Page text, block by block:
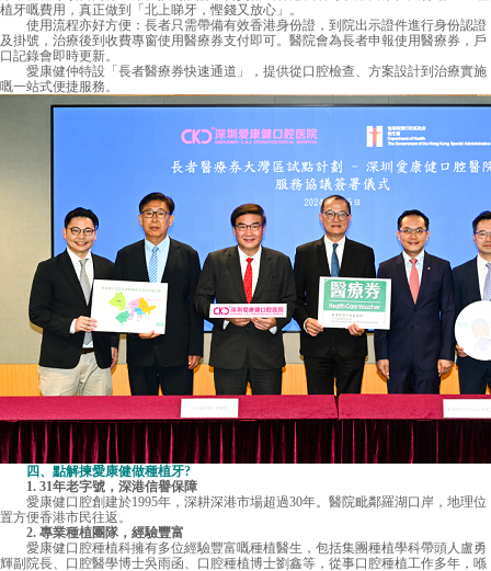
植牙嘅費用，真正做到「北上睇牙，慳錢又放心」。
使用流程亦好方便：長者只需帶備有效香港身份證，到院出示證件進行身份認證
及掛號，治療後到收費專窗使用醫療券支付即可。醫院會為長者申報使用醫療券，戶
口記錄會即時更新。
愛康健仲特設「長者醫療券快速通道」，提供從口腔檢查、方案設計到治療實施
嘅一站式便捷服務。
四、點解揀愛康健做種植牙?
1. 31年老字號，深港信譽保障
愛康健口腔創建於1995年，深耕深港市場超過30年。醫院毗鄰羅湖口岸，地理位
置方便香港市民往返。
2. 專業種植團隊，經驗豐富
愛康健口腔種植科擁有多位經驗豐富嘅種植醫生，包括集團種植學科帶頭人盧勇
輝副院長、口腔醫學博士吳雨函、口腔種植博士劉鑫等，從事口腔種植工作多年，喺